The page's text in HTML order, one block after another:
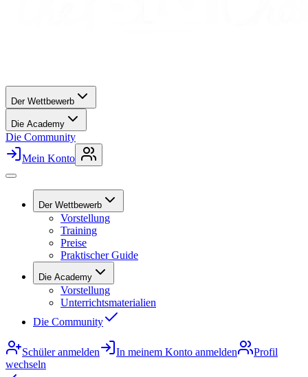
Der Wettbewerb
Die Academy
Die Community
Mein Konto
Der Wettbewerb
Vorstellung
Training
Preise
Praktischer Guide
Die Academy
Vorstellung
Unterrichtsmaterialien
Die Community
Schüler anmelden In meinem Konto anmelden
Profil
wechseln